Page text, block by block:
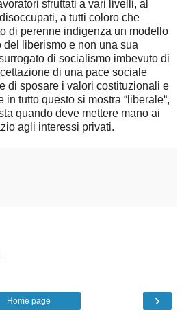
sfruttati a vari livelli, al
a tutti coloro che
di perenne indigenza un modello
liberismo e non una sua
di socialismo imbevuto di
di una pace sociale
di sposare i valori costituzionali e
tutto questo si mostra “liberale“,
quando deve mettere mano ai
agli interessi privati.
›
Home page